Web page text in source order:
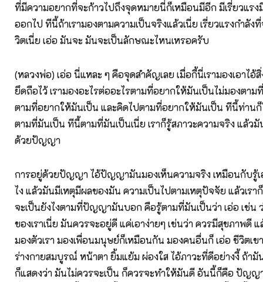
ที่มีความอยากที่จะก้าวไปถึงจุดหมายนี่ก็เหมือนมีอีก มีเรี่ยวแร
ออกไป ทีนี้ถ้าเรามองตามความเป็นจริงแล้วเนี่ย เรี่ยวแรงกำลัง
วิตเนี่ย เอ่อ มันจะ มันจะเป็นลักษณะไหนเหรอครับ
(หลวงพ่อ) เอ่อ นี่แหละ ๆ คือจุดสำคัญเลย เมื่อกี้นี่เรามองเอาไอ้
ยึดถือไว้ เรามองอะไรต่ออะไรตามที่อยากให้มันเป็นไม่มองตาม
ตามที่อยากให้มันเป็น และคิดไปตามที่อยากให้มันเป็น ทีนี้ท่าน
ตามที่มันเป็น ทีนี้ตามที่มันเป็นเนี่ย เราก็รู้สภาวะความจริง แล้วมั
ด้วยปัญญา
การอยู่ด้วยปัญญา ไอ้ปัญญามันมองเห็นความจริง เหมือนกับรู้เ
ไง แล้วมันมีเหตุมีผลของมัน ความเป็นไปตามเหตุปัจจัย แล้วเรา
จะเป็นยังไงตามที่ปัญญามันบอก คือรู้ตามที่มันเป็นว่า เอ่อ เช่น
ของเราเนี่ย มันควรจะอยู่ดี แค่เอาง่ายๆ เช่นว่า ควรมีสุขภาพดี แ
มองตัวเรา มองเพื่อนมนุษย์ก็เหมือนกัน มองคนอื่นก็ เอ่อ ชีวิตเข
ร่างกายสมบูรณ์ หน้าตา ยิ้มแย้ม ผ่องใส ไอ้ภาวะที่ดีอย่างงี้ ถ้ามั
ก็แสดงว่า มันไม่ควรจะเป็น ก็ควรจะทำให้มันดี อันนี้ก็คือ ปัญ